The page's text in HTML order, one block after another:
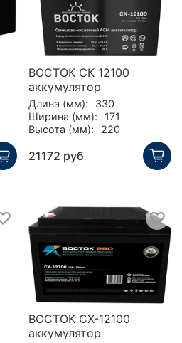
ВОСТОК СК 12100
аккумулятор
Длина (мм):
330
Ширина (мм):
171
Высота (мм):
220
21172 руб
ВОСТОК CX-12100
аккумулятор